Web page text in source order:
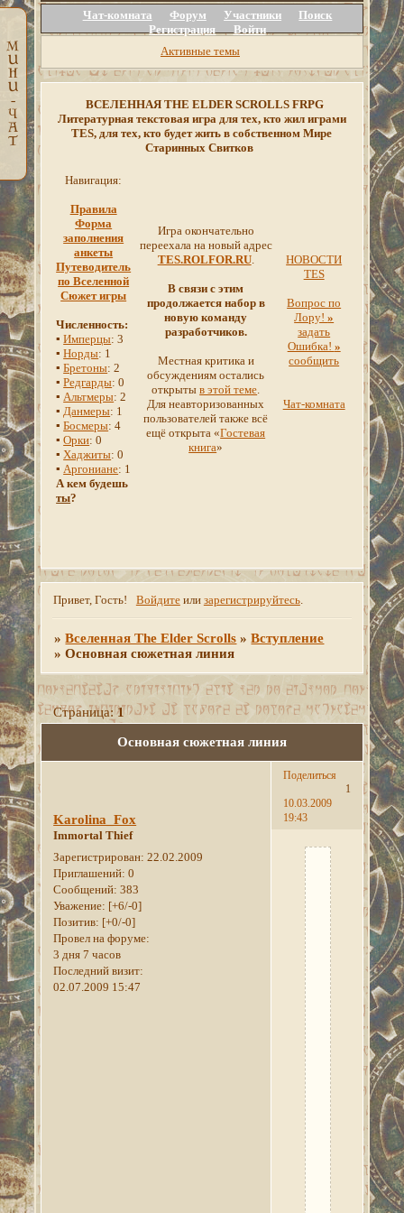
Чат-комната Форум Участники
Поиск
Регистрация
Войти
Активные темы
ВСЕЛЕННАЯ THE ELDER SCROLLS FRPG
Литературная текстовая игра для тех, кто жил играми
TES, для тех, кто будет жить в собственном Мире
Старинных Свитков
Навигация:
Правила
Форма
заполнения
анкеты
Путеводитель
по Вселенной
Сюжет игры
Численность:
▪Имперцы: 3
▪Норды: 1
▪Бретоны: 2
▪Редгарды: 0
▪Альтмеры: 2
▪Данмеры: 1
▪Босмеры: 4
▪Орки: 0
▪Хаджиты: 0
▪Аргониане: 1
А кем будешь
ты?
Игра окончательно
переехала на новый адрес
TES.ROLFOR.RU.
В связи с этим
продолжается набор в
новую команду
разработчиков.
Местная критика и
обсуждениям остались
открытыв этой теме.
Для неавторизованных
пользователей также всё
ещё открыта «Гостевая
книга»
НОВОСТИ
TES
Вопрос по
Лору!»
задать
Ошибка! »
сообщить
Чат-комната
Привет, Гость! Войдитеили зарегистрируйтесь.
»Вселенная The Elder Scrolls »Вступление
»Основная сюжетная линия
Основная сюжетная линия
Страница:1
Поделиться
1
10.03.2009
19:43
Karolina_Fox
Immortal Thief
Зарегистрирован: 22.02.2009
Приглашений: 0
Сообщений: 383
Уважение: [+6/-0]
Позитив: [+0/-0]
Провел на форуме:
3 дня 7 часов
Последний визит:
02.07.2009 15:47
Новый
текст
Blah-
blah-
blah.
Отыгрыши
послесловия
биографии
героя
можно
уже
начинать.
Стартуем
Третьей
Эре.